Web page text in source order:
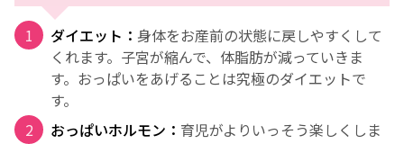
ダイエット： 身体をお産前の状態に戻しやすくして
くれます。子宮が縮んで、体脂肪が減っていきま
す。おっぱいをあげることは究極のダイエットで
す。
おっぱいホルモン： 育児がよりいっそう楽しくしま